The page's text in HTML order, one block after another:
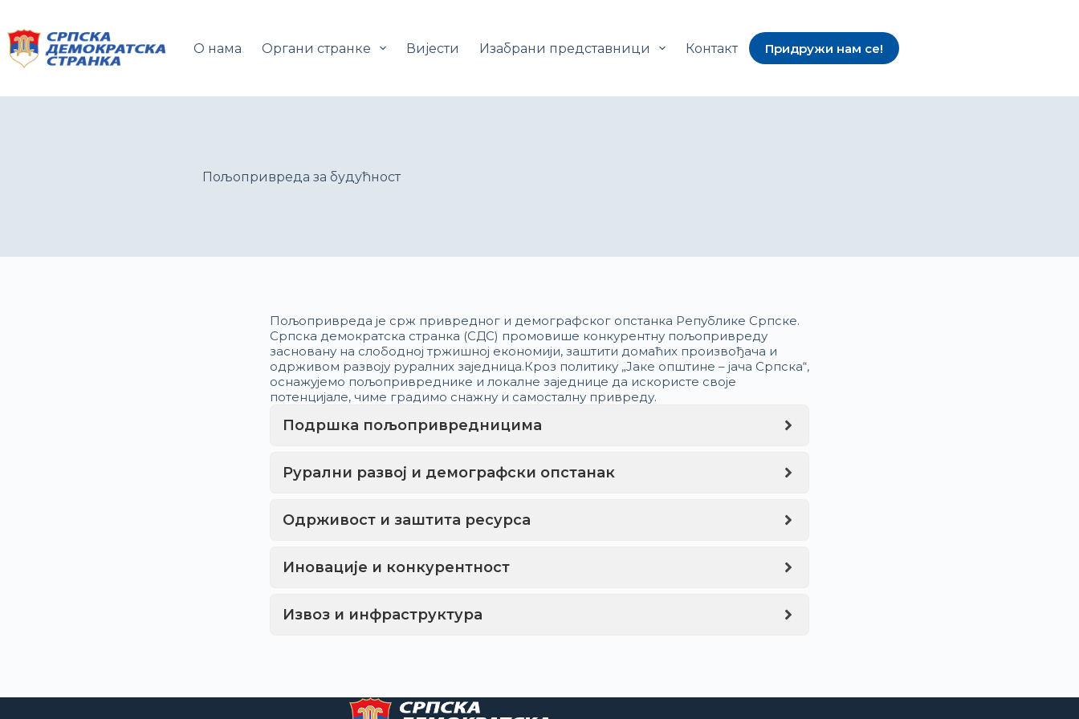
О нама Органи странке Вијести Изабрани представници Контакт Придружи нам се!
Пољопривреда за будућност
Пољопривреда је срж привредног и демографског опстанка Републике Српске.
Српска демократска странка (СДС) промовише конкурентну пољопривреду
засновану на слободној тржишној економији, заштити домаћих произвођача и
одрживом развоју руралних заједница.Кроз политику „Јаке општине – јача Српска“,
оснажујемо пољопривреднике и локалне заједнице да искористе своје
потенцијале, чиме градимо снажну и самосталну привреду.
Подршка пољопривредницима
Рурални развој и демографски опстанак
Одрживост и заштита ресурса
Иновације и конкурентност
Извоз и инфраструктура